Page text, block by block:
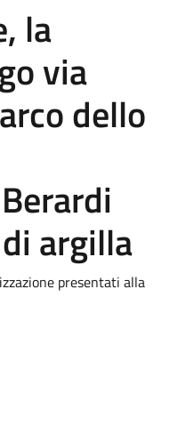
la
via
dello
argilla
presentati alla